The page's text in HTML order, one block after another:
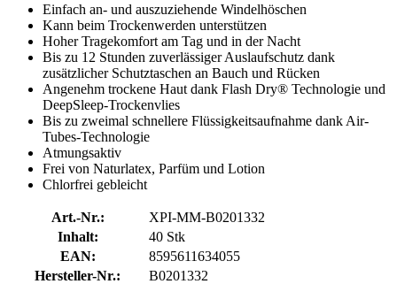
Einfach an- und auszuziehende Windelhöschen
Kann beim Trockenwerden unterstützen
Hoher Tragekomfort am Tag und in der Nacht
Bis zu 12 Stunden zuverlässiger Auslaufschutz dank
zusätzlicher Schutztaschen an Bauch und Rücken
Angenehm trockene Haut dank Flash Dry® Technologie und
DeepSleep-Trockenvlies
Bis zu zweimal schnellere Flüssigkeitsaufnahme dank Air-
Tubes-Technologie
Atmungsaktiv
Frei von Naturlatex, Parfüm und Lotion
Chlorfrei gebleicht
Art.-Nr.:
XPI-MM-B0201332
Inhalt:
40 Stk
EAN:
8595611634055
Hersteller-Nr.:
B0201332